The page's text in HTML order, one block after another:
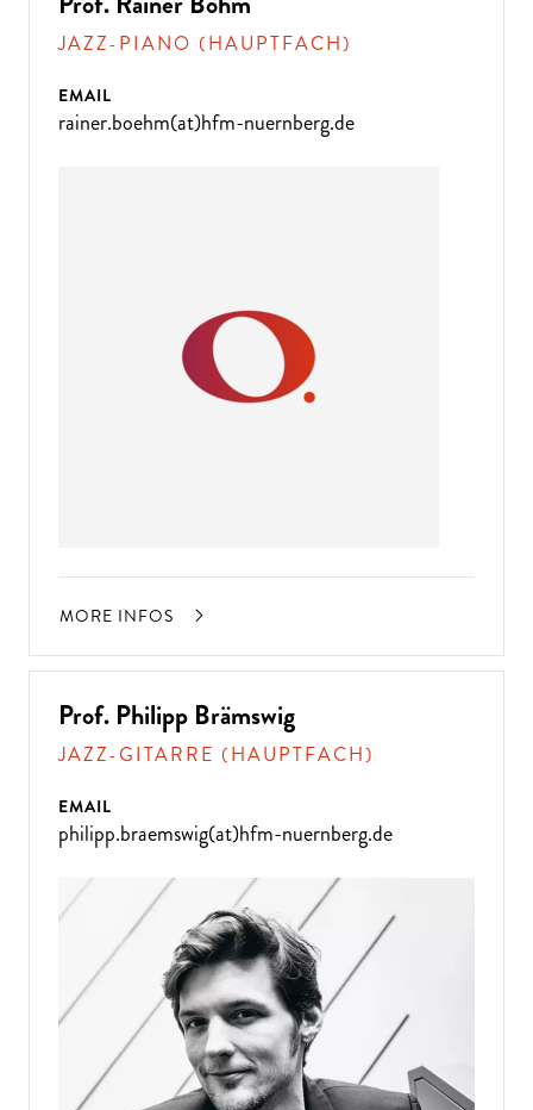
JAZZ-PIANO (HAUPTFACH)
EMAIL
rainer.boehm(at)hfm-nuernberg.de
MORE INFOS
Prof. Philipp Brämswig
JAZZ-GITARRE (HAUPTFACH)
EMAIL
philipp.braemswig(at)hfm-nuernberg.de